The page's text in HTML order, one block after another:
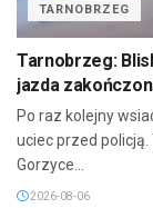
TARNOBRZEG
Tarnobrzeg:
jazda
Po raz kolejny
uciec przed
Gorzyce...
2026-08-06